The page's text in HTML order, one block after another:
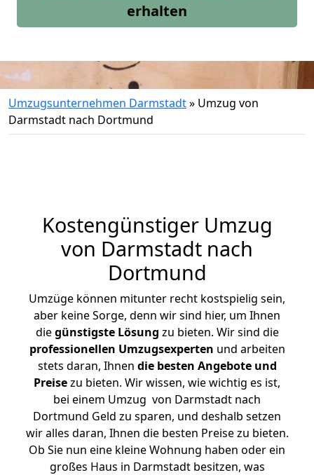
erhalten
Umzugsunternehmen Darmstadt» Umzug von
Darmstadt nach Dortmund
Kostengünstiger Umzug
von Darmstadt nach
Dortmund
Umzüge können mitunter recht kostspielig sein,
aber keine Sorge, denn wir sind hier, um Ihnen
diegünstigste Lösung zu bieten. Wir sind die
professionellen Umzugsexperten und arbeiten
stets daran, Ihnen die besten Angebote und
Preisezu bieten. Wir wissen, wie wichtig es ist,
bei einem Umzug von Darmstadt nach
Dortmund Geld zu sparen, und deshalb setzen
wir alles daran, Ihnen die besten Preise zu bieten.
Ob Sie nun eine kleine Wohnung haben oder ein
großes Haus in Darmstadt besitzen, was